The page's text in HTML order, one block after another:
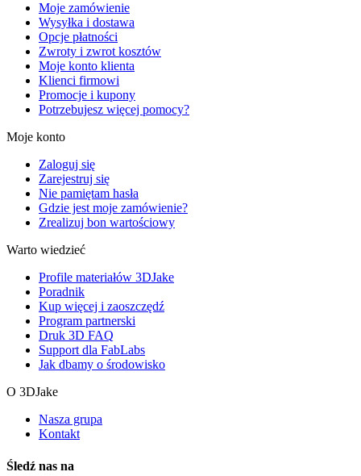
Moje zamówienie
Wysyłka i dostawa
Opcje płatności
Zwroty i zwrot kosztów
Moje konto klienta
Klienci firmowi
Promocje i kupony
Potrzebujesz więcej pomocy?
Moje konto
Zaloguj się
Zarejestruj się
Nie pamiętam hasła
Gdzie jest moje zamówienie?
Zrealizuj bon wartościowy
Warto wiedzieć
Profile materiałów 3DJake
Poradnik
Kup więcej i zaoszczędź
Program partnerski
Druk 3D FAQ
Support dla FabLabs
Jak dbamy o środowisko
O 3DJake
Nasza grupa
Kontakt
Śledź nas na